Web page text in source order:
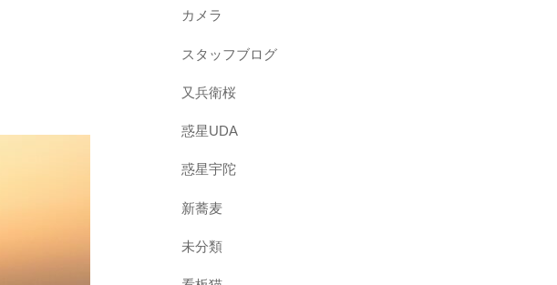
カメラ
スタッフブログ
又兵衛桜
惑星UDA
惑星宇陀
新蕎麦
未分類